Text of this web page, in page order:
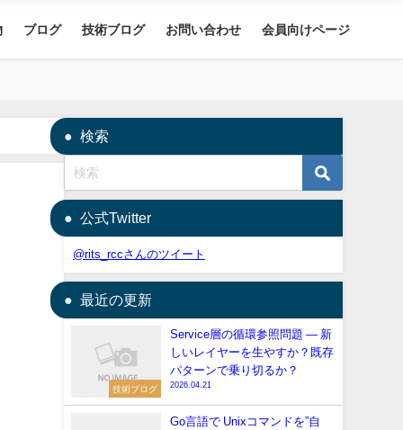
ブログ 技術ブログ お問い合わせ 会員向けページ
検索
公式Twitter
@rits_rccさんのツイート
最近の更新
技術ブログ
Service層の循環参照問題 — 新
しいレイヤーを生やすか？既存
パターンで乗り切るか？
2026.04.21
Go言語で Unixコマンドを”自